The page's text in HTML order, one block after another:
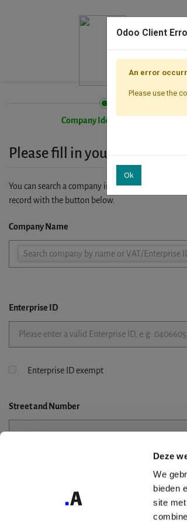
Deze
We
bieden
site
Company Identification
Please fill in your company
You can search a company in our database by
record with the button below.
Company Name
Search company by name or VAT/Enterprise
Company
Enterprise ID
Enterprise ID exempt
Streetand Number
Odoo Client
An error
Please use the
Ok